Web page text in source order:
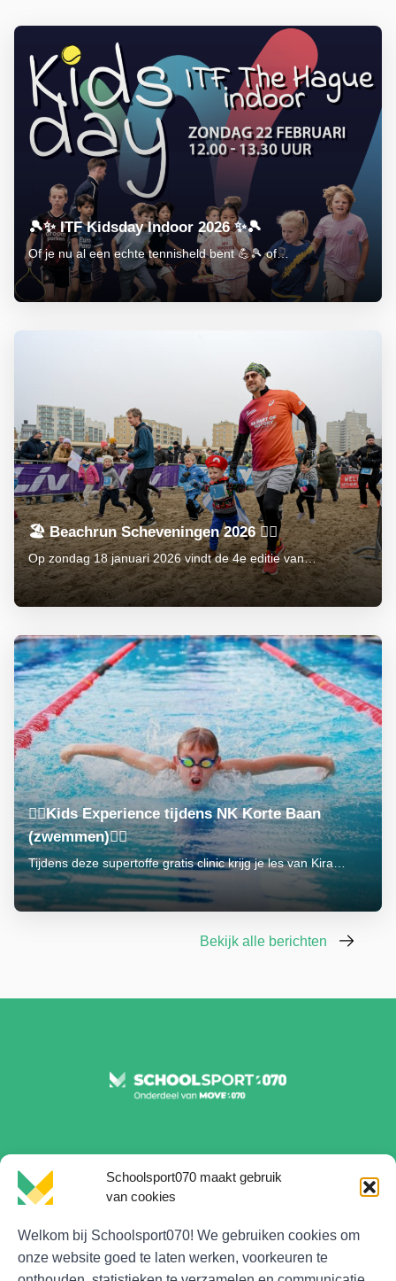
Schoolsport070 maakt gebruik
van cookies
Welkom bij Schoolsport070! We gebruiken cookies om
onze website goed te laten werken, voorkeuren te
🎾✨ ITF Kidsday Indoor 2026 ✨🎾
Of je nu al een echte tennisheld bent 💪🎾 of…
🏖️ Beachrun Scheveningen 2026 🏃‍♂️
Op zondag 18 januari 2026 vindt de 4e editie van…
🏊‍♂️Kids Experience tijdens NK Korte Baan
(zwemmen)🏊‍♂️
Tijdens deze supertoffe gratis clinic krijg je les van Kira…
Bekijk alle berichten
Contactgegevens en informatie